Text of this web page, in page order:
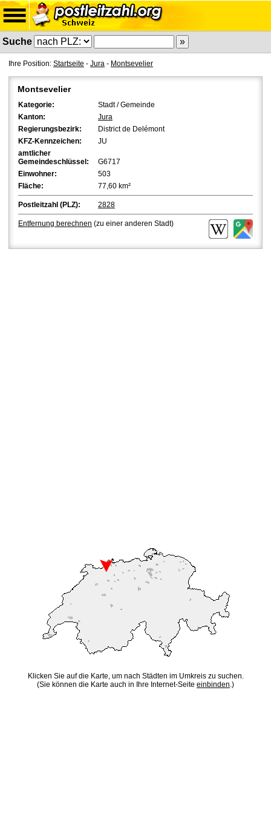
Suche
Ihre Position: Startseite - Jura - Montsevelier
Montsevelier
Kategorie:
Stadt / Gemeinde
Kanton:
Jura
Regierungsbezirk:
District de Delémont
KFZ-Kennzeichen:
JU
amtlicher
Gemeindeschlüssel:
G6717
Einwohner:
503
Fläche:
77,60 km²
Postleitzahl (PLZ): 2828
Entfernung berechnen (zu einer anderen Stadt)
Klicken Sie auf die Karte, um nach Städten im Umkreis zu suchen.
(Sie können die Karte auch in Ihre Internet-Seite einbinden.)